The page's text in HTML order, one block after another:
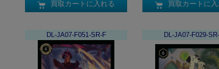
買取カートに入れる 買取カートに入
DL-JA07-F051-SR-F DL-JA07-F029-